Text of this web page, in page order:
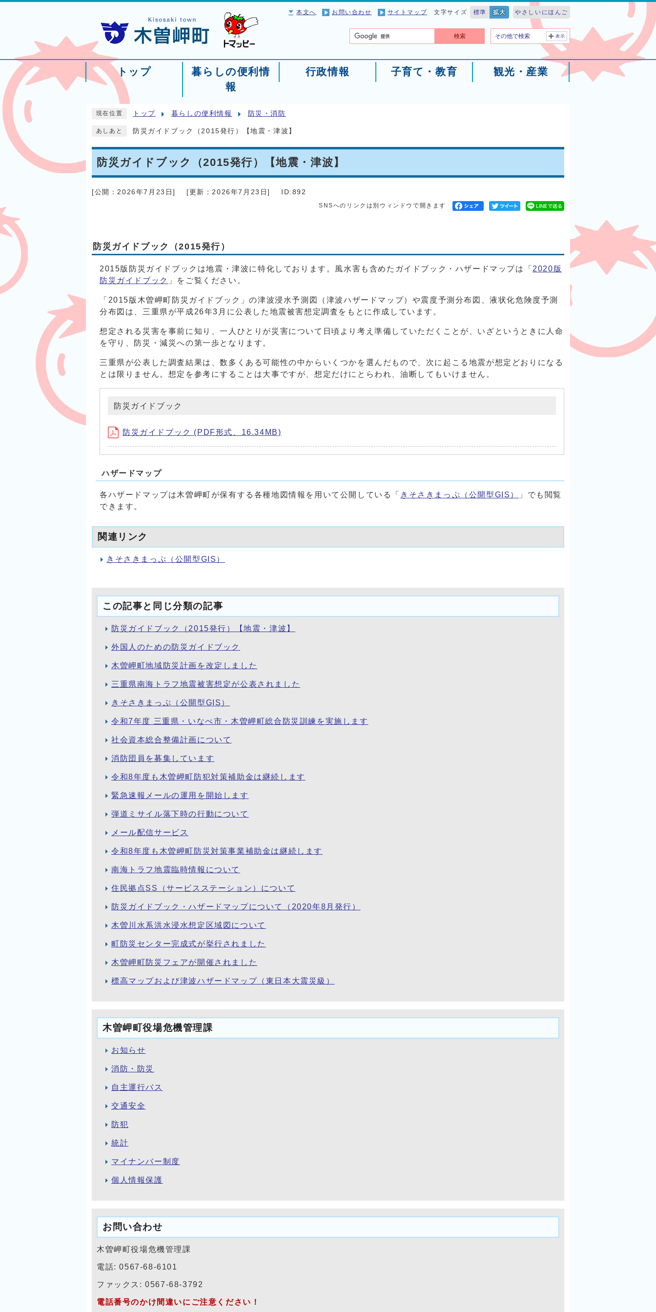
本文へ お問い合わせ サイトマップ 文字サイズ 標準 拡大 やさしいにほんご
検索 その他で検索 表示
トップ
暮らしの便利情
報
行政情報 子育て・教育 観光・産業
現在位置 トップ 暮らしの便利情報 防災・消防
あしあと 防災ガイドブック（2015発行）【地震・津波】
防災ガイドブック（2015発行）【地震・津波】
[公開：2026年7月23日] [更新：2026年7月23日] ID:892
SNSへのリンクは別ウィンドウで開きます
防災ガイドブック（2015発行）
2015版防災ガイドブックは地震・津波に特化しております。風水害も含めたガイドブック・ハザードマップは「 2020版
防災ガイドブック
」をご覧ください。
「2015版木曽岬町防災ガイドブック」の津波浸水予測図（津波ハザードマップ）や震度予測分布図、液状化危険度予測
分布図は、三重県が平成26年3月に公表した地震被害想定調査をもとに作成しています。
想定される災害を事前に知り、一人ひとりが災害について日頃より考え準備していただくことが、いざというときに人命
を守り、防災・減災への第一歩となります。
三重県が公表した調査結果は、数多くある可能性の中からいくつかを選んだもので、次に起こる地震が想定どおりになる
とは限りません。想定を参考にすることは大事ですが、想定だけにとらわれ、油断してもいけません。
防災ガイドブック
防災ガイドブック (PDF形式、16.34MB)
ハザードマップ
各ハザードマップは木曽岬町が保有する各種地図情報を用いて公開している「 きそさきまっぷ（公開型GIS）
」でも閲覧
できます。
関連リンク
きそさきまっぷ（公開型GIS）
この記事と同じ分類の記事
防災ガイドブック（2015発行）【地震・津波】
外国人のための防災ガイドブック
木曽岬町地域防災計画を改定しました
三重県南海トラフ地震被害想定が公表されました
きそさきまっぷ（公開型GIS）
令和7年度 三重県・いなべ市・木曽岬町総合防災訓練を実施します
社会資本総合整備計画について
消防団員を募集しています
令和8年度も木曽岬町防犯対策補助金は継続します
緊急速報メールの運用を開始します
弾道ミサイル落下時の行動について
メール配信サービス
令和8年度も木曽岬町防災対策事業補助金は継続します
南海トラフ地震臨時情報について
住民拠点SS（サービスステーション）について
防災ガイドブック・ハザードマップについて（2020年8月発行）
木曽川水系洪水浸水想定区域図について
町防災センター完成式が挙行されました
木曽岬町防災フェアが開催されました
標高マップおよび津波ハザードマップ（東日本大震災級）
木曽岬町役場危機管理課
お知らせ
消防・防災
自主運行バス
交通安全
防犯
統計
マイナンバー制度
個人情報保護
お問い合わせ
木曽岬町役場危機管理課
電話: 0567-68-6101
ファックス: 0567-68-3792
電話番号のかけ間違いにご注意ください！